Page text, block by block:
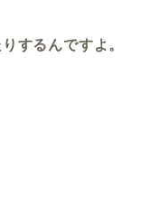
するんですよ。